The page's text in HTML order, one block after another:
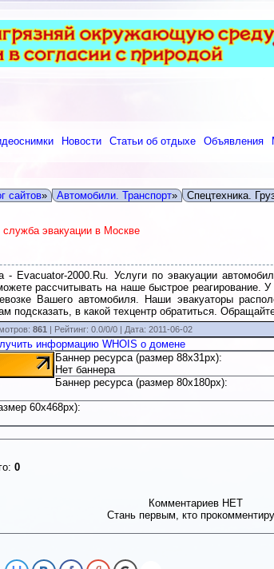
Новости Статьи об отдыхе Объявления
сайтов» Автомобили. Транспорт» Спецтехника.
служба эвакуации в Москве
- Evacuator-2000.Ru. Услуги по эвакуации
рассчитывать на наше быстрое реагирование.
Вашего автомобиля. Наши эвакуаторы
подсказать, в какой техцентр обратиться.
861 | Рейтинг: 0.0/0/0 | Дата: 2011-06-02
информацию WHOIS о домене
Баннер ресурса (размер 88x31px):
Нет баннера
Баннер ресурса (размер 80x180px):
60x468px):
0
Комментариев НЕТ
Стань первым, кто